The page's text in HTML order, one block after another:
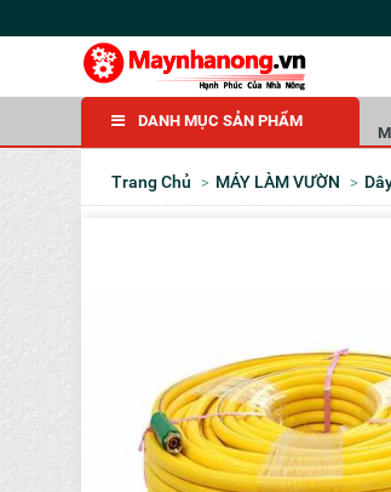
DANH MỤC SẢN PHẨM
Trang Chủ MÁY LÀM VƯỜN